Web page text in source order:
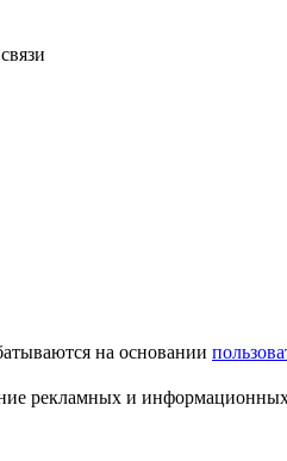
на основании
рекламных и